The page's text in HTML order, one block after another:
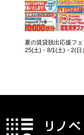
夏の賃貸脱出応援フ
25(土)・8/1(土)・2(日